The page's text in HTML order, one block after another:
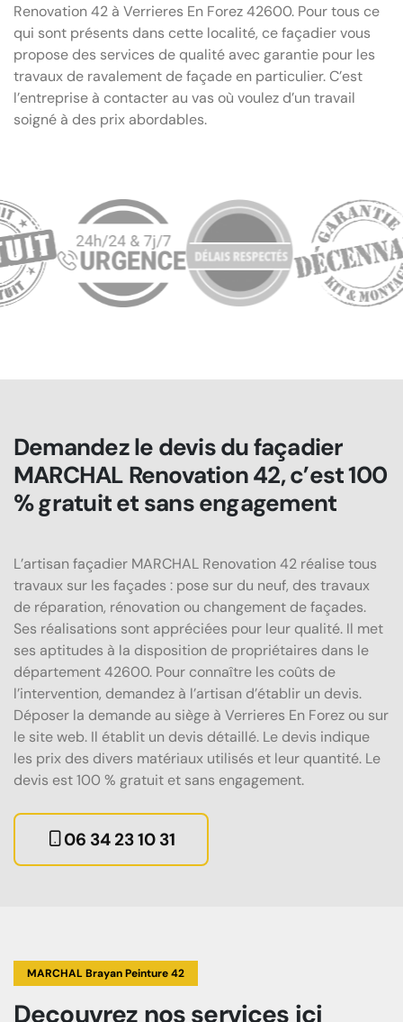
Renovation 42 à Verrieres En Forez 42600. Pour tous ce
qui sont présents dans cette localité, ce façadier vous
propose des services de qualité avec garantie pour les
travaux de ravalement de façade en particulier. C’est
l’entreprise à contacter au vas où voulez d’un travail
soigné à des prix abordables.
Demandez le devis du façadier
MARCHAL Renovation 42, c’est 100
% gratuit et sans engagement
L’artisan façadier MARCHAL Renovation 42 réalise tous
travaux sur les façades : pose sur du neuf, des travaux
de réparation, rénovation ou changement de façades.
Ses réalisations sont appréciées pour leur qualité. Il met
ses aptitudes à la disposition de propriétaires dans le
département 42600. Pour connaître les coûts de
l’intervention, demandez à l’artisan d’établir un devis.
Déposer la demande au siège à Verrieres En Forez ou sur
le site web. Il établit un devis détaillé. Le devis indique
les prix des divers matériaux utilisés et leur quantité. Le
devis est 100 % gratuit et sans engagement.
06 34 23 10 31
MARCHAL Brayan Peinture 42
Decouvrez nos services ici